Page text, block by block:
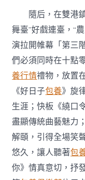
隨后，在雙港
舞臺”好戲連臺，“
演拉開帷幕「第三
們必須同時在十點
養行情禮物，放置
《好日子包養》旋
生涯；快板《繞口
盡顯傳統曲藝魅力
解頤，引得全場笑
悠久，讓人聽著包
你》情真意切，抒